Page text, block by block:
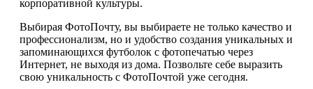
корпоративной культуры.
Выбирая ФотоПочту, вы выбираете не только качество и
профессионализм, но и удобство создания уникальных и
запоминающихся футболок с фотопечатью через
Интернет, не выходя из дома. Позвольте себе выразить
свою уникальность с ФотоПочтой уже сегодня.